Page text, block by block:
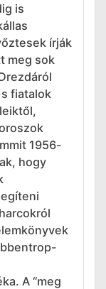
is
írják
meg sok
fiatalok
1956-
hogy
A “meg